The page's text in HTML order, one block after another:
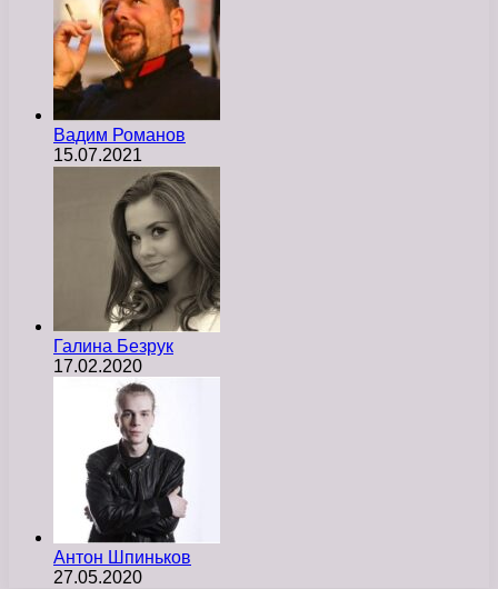
Вадим Романов
15.07.2021
Галина Безрук
17.02.2020
Антон Шпиньков
27.05.2020